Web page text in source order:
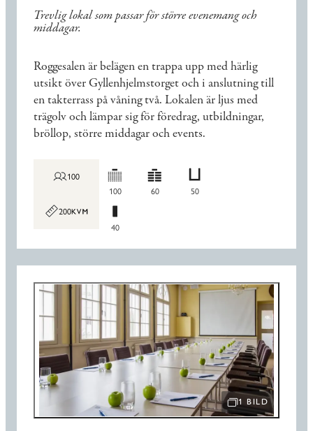
Trevlig lokal som passar för större evenemang och
middagar.
Roggesalen är belägen en trappa upp med härlig
utsikt över Gyllenhjelmstorget och i anslutning till
en takterrass på våning två. Lokalen är ljus med
trägolv och lämpar sig för föredrag, utbildningar,
bröllop, större middagar och events.
100
200
100 60 50
40
ÖPPNA BILDSPEL
1 BILD